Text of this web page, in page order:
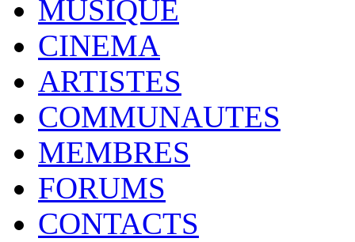
MUSIQUE
CINEMA
ARTISTES
COMMUNAUTES
MEMBRES
FORUMS
CONTACTS